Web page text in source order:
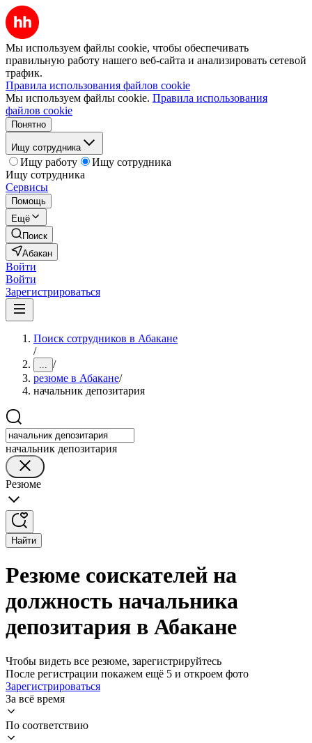
Мы используем файлы cookie, чтобы обеспечивать
правильную работу нашего веб-сайта и анализировать сетевой
трафик.
Правила использования файлов cookie
Мы используем файлы cookie. Правила использования
файлов cookie
Понятно
Ищу сотрудника
Ищу работу
Ищу сотрудника
Ищу сотрудника
Сервисы
Помощь
Ещё
Поиск
Абакан
Войти
Войти
Зарегистрироваться
Поиск сотрудников в Абакане
/
... /
резюме в Абакане/
начальник депозитария
начальник депозитария
Резюме
Найти
Резюме соискателей на
должность начальника
депозитария в Абакане
Чтобы видеть все резюме, зарегистрируйтесь
После регистрации покажем ещё 5 и откроем фото
Зарегистрироваться
За всё время
По соответствию